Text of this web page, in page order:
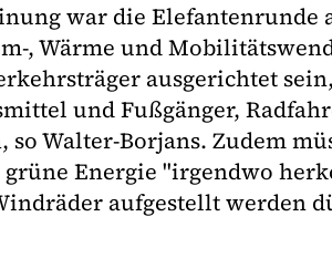
war die Elefantenrunde
, Wärme und
ausgerichtet
und Fußgänger,
so Walter-Borjans. Zudem
grüne Energie "irgendwo
aufgestellt werden